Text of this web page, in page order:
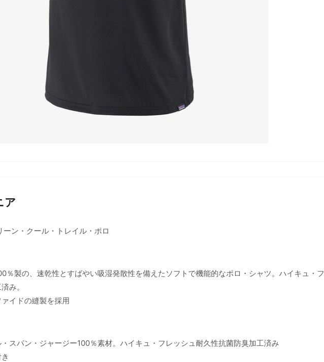
ア
ン・クール・トレイル・ポロ
％製の、速乾性とすばやい吸湿発散性を備えたソフトで機能的なポロ・シャツ。ハイキュ・フ
み。
イドの縫製を採用
スパン・ジャージー100％素材。ハイキュ・フレッシュ耐久性抗菌防臭加工済み